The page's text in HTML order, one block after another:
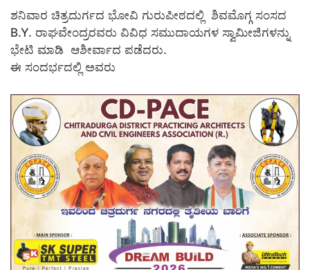
ಶನಿವಾರ ಚಿತ್ರದುರ್ಗದ ಭೋವಿ ಗುರುಪೀಠದಲ್ಲಿ ಶಿವಮೊಗ್ಗ ಸಂಸದ
B.Y. ರಾಘವೇಂದ್ರರವರು ವಿವಿಧ ಸಮುದಾಯಗಳ ಸ್ವಾಮೀಜಿಗಳನ್ನು
ಭೇಟಿ ಮಾಡಿ ಆಶೀರ್ವಾದ ಪಡೆದರು.
ಈ ಸಂದರ್ಭದಲ್ಲಿ ಅವರು